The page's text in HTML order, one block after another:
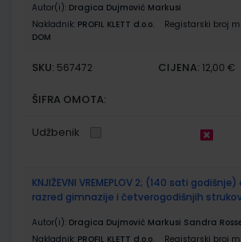
Autor(i): Dragica Dujmović Markusi
Nakladnik: PROFIL KLETT d.o.o. Registarski broj
DOM
SKU: 567472 CIJENA: 12,00 €
ŠIFRA OMOTA:
Udžbenik
KNJIŽEVNI VREMEPLOV 2; (140 sati
razred gimnazije i četverogodišnjih
Autor(i): Dragica Dujmović Markusi Sandra
Nakladnik: PROFIL KLETT d.o.o. Registarski broj